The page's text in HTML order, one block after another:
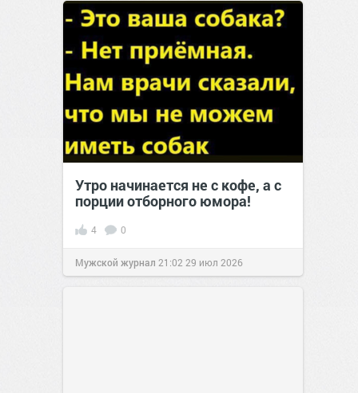
Утро начинается не с кофе, а с
порции отборного юмора!
4 0
Мужской журнал 21:02 29 июл 2026